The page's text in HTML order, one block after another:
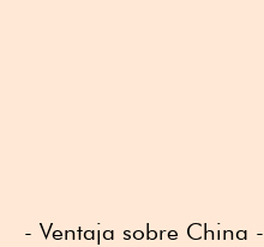
- Ventaja sobre China -